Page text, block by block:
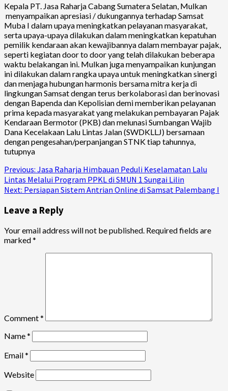
Kepala PT. Jasa Raharja Cabang Sumatera Selatan, Mulkan
menyampaikan apresiasi / dukungannya terhadap Samsat
Muba I dalam upaya meningkatkan pelayanan masyarakat,
serta upaya-upaya dilakukan dalam meningkatkan kepatuhan
pemilik kendaraan akan kewajibannya dalam membayar pajak,
seperti kegiatan door to door yang telah dilakukan beberapa
waktu belakangan ini. Mulkan juga menyampaikan kunjungan
ini dilakukan dalam rangka upaya untuk meningkatkan sinergi
dan menjaga hubungan harmonis bersama mitra kerja di
lingkungan Samsat dengan terus berkolaborasi dan berinovasi
dengan Bapenda dan Kepolisian demi memberikan pelayanan
prima kepada masyarakat yang melakukan pembayaran Pajak
Kendaraan Bermotor (PKB) dan melunasi Sumbangan Wajib
Dana Kecelakaan Lalu Lintas Jalan (SWDKLLJ) bersamaan
dengan pengesahan/perpanjangan STNK tiap tahunnya,
tutupnya
Continue
Reading
Previous: Jasa Raharja Himbauan Peduli Keselamatan Lalu
Lintas Melalui Program PPKL di SMUN 1 Sungai Lilin
Next: Persiapan Sistem Antrian Online di Samsat Palembang I
Leave a Reply
Your email address will not be published. Required fields are
marked*
Comment*
Name*
Email*
Website